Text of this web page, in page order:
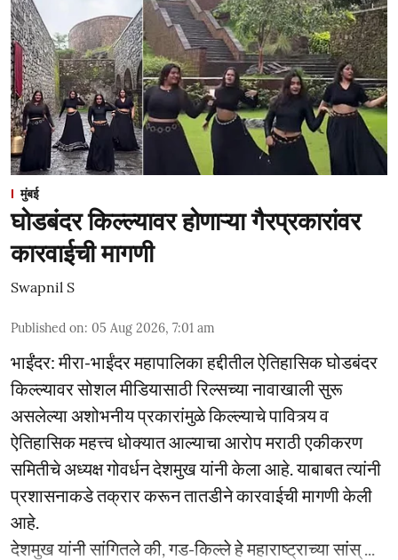
मुंबई
घोडबंदर किल्ल्यावर होणाऱ्या गैरप्रकारांवर
कारवाईची मागणी
Swapnil S
Published on: 05 Aug 2026, 7:01 am
भाईंंदर: मीरा-भाईंदर महापालिका हद्दीतील ऐतिहासिक घोडबंदर
किल्ल्यावर सोशल मीडियासाठी रिल्सच्या नावाखाली सुरू
असलेल्या अशोभनीय प्रकारांमुळे किल्ल्याचे पावित्र्य व
ऐतिहासिक महत्त्व धोक्यात आल्याचा आरोप मराठी एकीकरण
समितीचे अध्यक्ष गोवर्धन देशमुख यांनी केला आहे. याबाबत त्यांनी
प्रशासनाकडे तक्रार करून तातडीने कारवाईची मागणी केली
आहे.
देशमुख यांनी सांगितले की, गड-किल्ले हे महाराष्ट्राच्या सांस् ...